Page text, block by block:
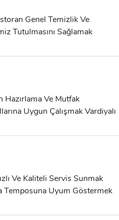
Genel Temizlik Ve
Tutulmasını Sağlamak
Ve Mutfak
Uygun Çalışmak Vardiyalı
Ve Kaliteli Servis Sunmak
Temposuna Uyum Göstermek